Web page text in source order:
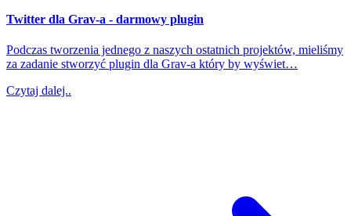
Twitter dla Grav-a - darmowy plugin
Podczas tworzenia jednego z naszych ostatnich projektów, mieliśmy
za zadanie stworzyć plugin dla Grav-a który by wyświet…
Czytaj dalej..